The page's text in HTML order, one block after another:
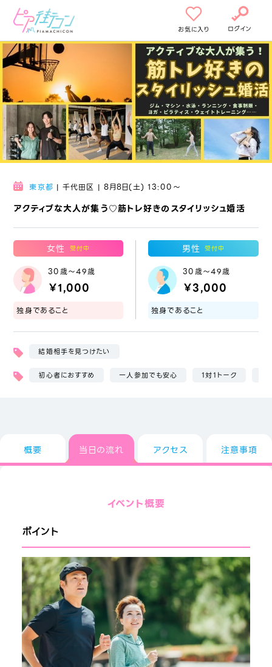
お気に入り ログイン
アクティブな大人が集う♡筋トレ好きのスタイリッシュ婚活
東京都 | 千代田区 | 8月8日(土) 13:00〜
女性 受付中
30歳～49歳
￥1,000
独身であること
男性 受付中
30歳～49歳
￥3,000
独身であること
結婚相手を見つけたい
初心者におすすめ 一人参加でも安心 1対1トーク
概要 当日の流れ アクセス 注意事項
イベント概要
ボイント